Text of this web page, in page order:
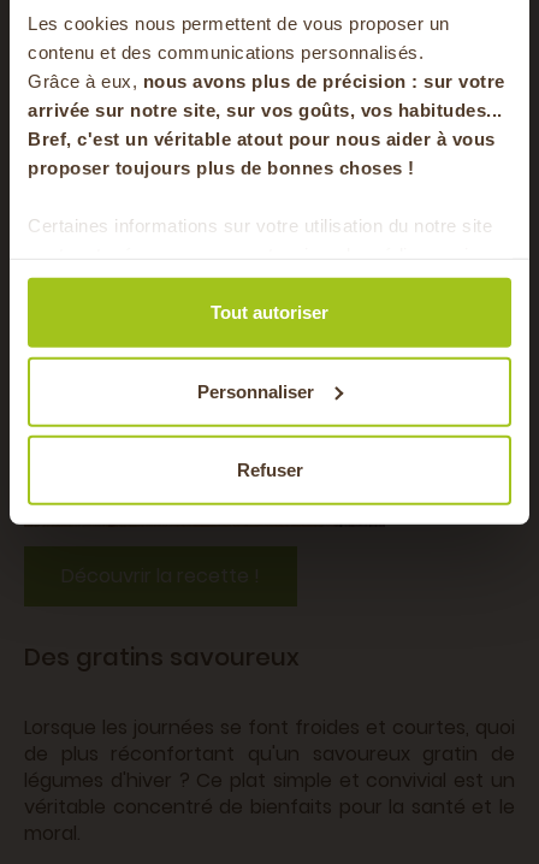
Les cookies nous permettent de vous proposer un
contenu et des communications personnalisés.
Grâce à eux, nous avons plus de précision : sur votre
arrivée sur notre site, sur vos goûts, vos habitudes...
Bref, c'est un véritable atout pour nous aider à vous
proposer toujours plus de bonnes choses !
Certaines informations sur votre utilisation du notre site
de publicité et d'analyse. Ces données peuvent être
combinées avec d'autres informations que vous leur
avez fournies ou qu'ils ont collectées lors de votre
Tout autoriser
Personnaliser
Refuser
avec par exemple latarte aux pommes
gâteau chocolat poires!
Idée recette : quiche aux poireaux sur
pâte de pommes de terre
Des gratins savoureux
Lorsque les journées se font froides et courtes, quoi
de plus réconfortant qu'un savoureux gratin de
légumes d'hiver ? Ce plat simple et convivial est un
véritable concentré de bienfaits pour la santé et le
moral.
votre panier
en vous inscrivant à notre newsletter
Pour faire le plein chaque semaine de bons
produits locaux & de saison !